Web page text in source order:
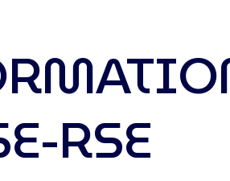
RSE